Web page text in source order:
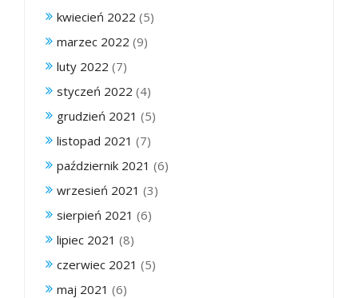
kwiecień 2022 (5)
marzec 2022 (9)
luty 2022 (7)
styczeń 2022 (4)
grudzień 2021 (5)
listopad 2021 (7)
październik 2021 (6)
wrzesień 2021 (3)
sierpień 2021 (6)
lipiec 2021 (8)
czerwiec 2021 (5)
maj 2021 (6)